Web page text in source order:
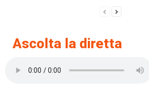
Ascolta la diretta